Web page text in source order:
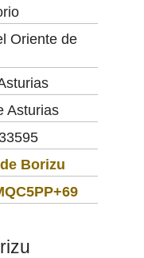
Oriente de
Asturias
33595
Borizu